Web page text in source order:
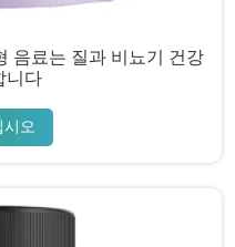
음료는 질과 비뇨기 건강
니다
시오